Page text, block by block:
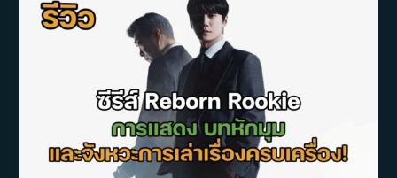
ชเวฮ
ยอน
อุค
สุด
เข้ม
ข้น